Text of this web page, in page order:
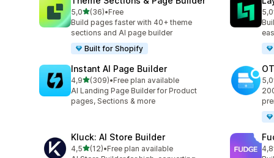
5,0stelle su 5
(36)
36 recensioni totali
•Free
Build pages faster with 40+ theme
sections and AI page builder
Built for Shopify
5,0
Instant AI Page Builder
4,9stelle su 5
(309)
309 recensioni totali
•Free plan available
AI Landing Page Builder for Product
pages, Sections & more
5,0
Kluck: AI Store Builder
4,5stelle su 5
(12)
12 recensioni totali
•Free plan available
4,8
34